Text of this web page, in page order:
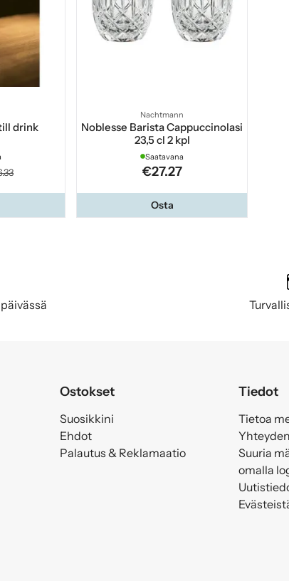
drink
Nachtmann
Noblesse Barista Cappuccinolasi
23,5 cl 2 kpl
Saatavana
€27.27
Osta
Ostokset
Suosikkini
Ehdot
Palautus & Reklamaatio
Tiedot
Tietoa
Suuria
omalla